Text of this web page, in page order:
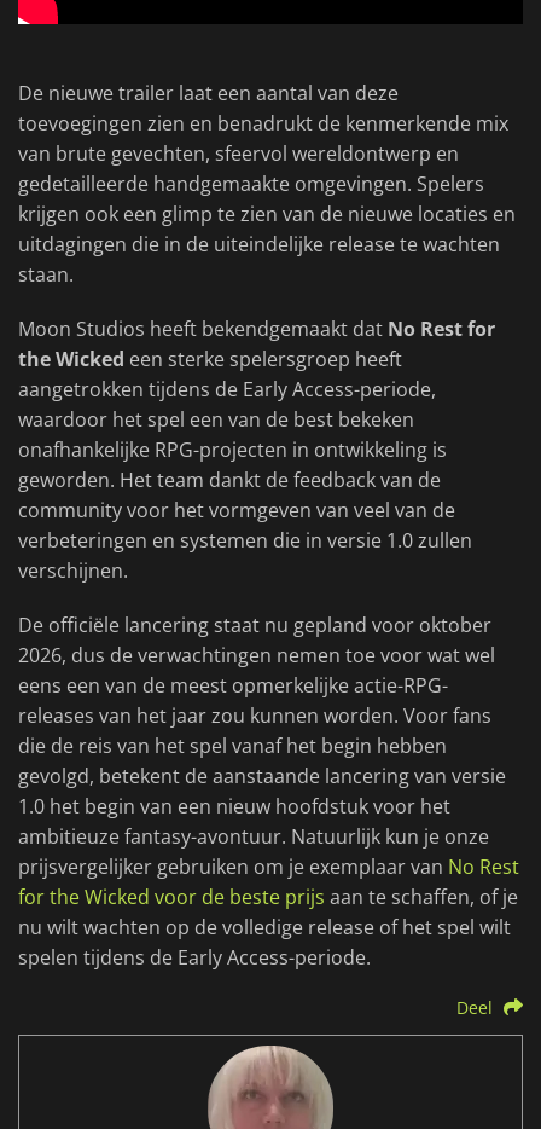
De nieuwe trailer laat een aantal van deze
toevoegingen zien en benadrukt de kenmerkende mix
van brute gevechten, sfeervol wereldontwerp en
gedetailleerde handgemaakte omgevingen. Spelers
krijgen ook een glimp te zien van de nieuwe locaties en
uitdagingen die in de uiteindelijke release te wachten
staan.
Moon Studios heeft bekendgemaakt dat No Rest for
the Wicked een sterke spelersgroep heeft
aangetrokken tijdens de Early Access-periode,
waardoor het spel een van de best bekeken
onafhankelijke RPG-projecten in ontwikkeling is
geworden. Het team dankt de feedback van de
community voor het vormgeven van veel van de
verbeteringen en systemen die in versie 1.0 zullen
verschijnen.
De officiële lancering staat nu gepland voor oktober
2026, dus de verwachtingen nemen toe voor wat wel
eens een van de meest opmerkelijke actie-RPG-
releases van het jaar zou kunnen worden. Voor fans
die de reis van het spel vanaf het begin hebben
gevolgd, betekent de aanstaande lancering van versie
1.0 het begin van een nieuw hoofdstuk voor het
ambitieuze fantasy-avontuur. Natuurlijk kun je onze
prijsvergelijker gebruiken om je exemplaar van No Rest
for the Wicked voor de beste prijs aan te schaffen, of je
nu wilt wachten op de volledige release of het spel wilt
spelen tijdens de Early Access-periode.
Deel